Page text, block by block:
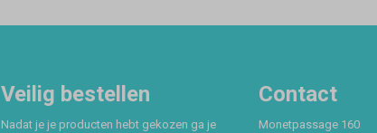
Veilig bestellen
Nadat je je producten hebt gekozen ga je
Contact
Monetpassage 160